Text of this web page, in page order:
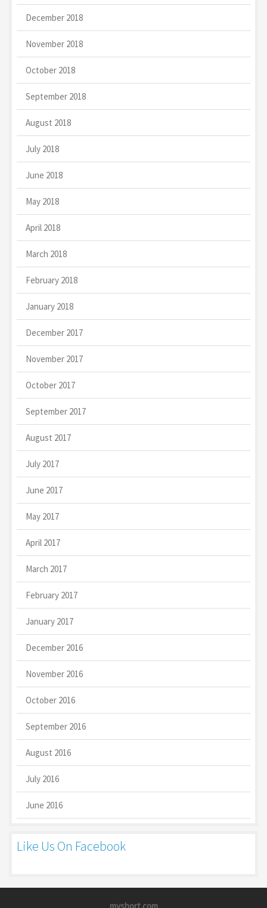
December 2018
November 2018
October 2018
September 2018
August 2018
July 2018
June 2018
May 2018
April 2018
March 2018
February 2018
January 2018
December 2017
November 2017
October 2017
September 2017
August 2017
July 2017
June 2017
May 2017
April 2017
March 2017
February 2017
January 2017
December 2016
November 2016
October 2016
September 2016
August 2016
July 2016
June 2016
Like Us On Facebook